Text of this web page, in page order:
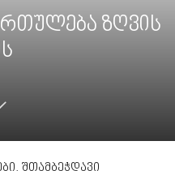
ზღვის
შთამბეჭდავი